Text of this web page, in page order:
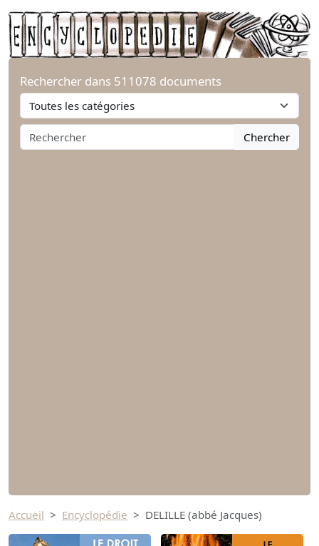
Rechercher dans 511078 documents
Chercher
Accueil Encyclopédie DELILLE (abbé Jacques)